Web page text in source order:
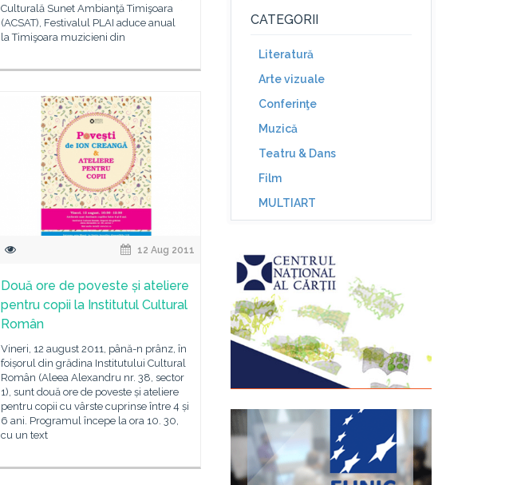
Culturală Sunet Ambianţă Timişoara
(ACSAT), Festivalul PLAI aduce anual
la Timişoara muzicieni din
12 Aug 2011
Două ore de poveste și ateliere
pentru copii la Institutul Cultural
Român
Vineri, 12 august 2011, până-n prânz, în
foișorul din grădina Institutului Cultural
Român (Aleea Alexandru nr. 38, sector
1), sunt două ore de poveste și ateliere
pentru copii cu vârste cuprinse între 4 și
6 ani. Programul începe la ora 10. 30,
cu un text
CATEGORII
Literatură
Arte vizuale
Conferinţe
Muzică
Teatru & Dans
Film
MULTIART